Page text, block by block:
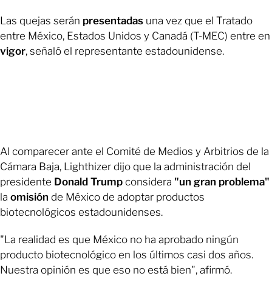
Las quejas serán presentadas una vez que el Tratado
entre México, Estados Unidos y Canadá (T-MEC) entre en
vigor, señaló el representante estadounidense.
Al comparecer ante el Comité de Medios y Arbitrios de la
Cámara Baja, Lighthizer dijo que la administración del
presidente Donald Trump considera "un gran problema"
la omisión de México de adoptar productos
biotecnológicos estadounidenses.
"La realidad es que México no ha aprobado ningún
producto biotecnológico en los últimos casi dos años.
Nuestra opinión es que eso no está bien", afirmó.